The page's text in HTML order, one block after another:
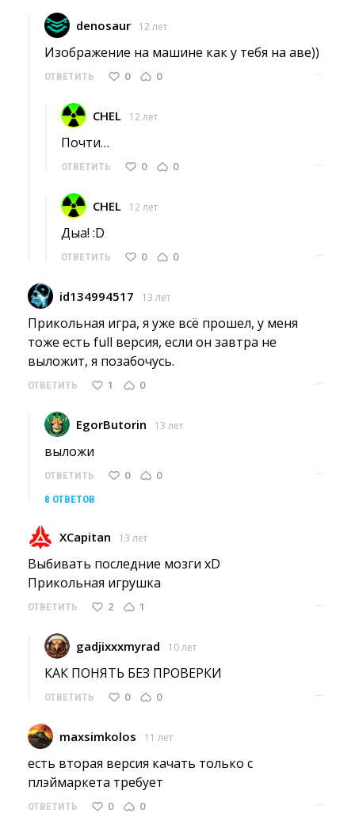
denosaur 12 лет
Изображение на машине как у тебя на аве))
ОТВЕТИТЬ 0 0 ···
CHEL 12 лет
Почти…
ОТВЕТИТЬ 0 0 ···
CHEL 12 лет
Дыа! :D
ОТВЕТИТЬ 0 0 ···
id134994517 13 лет
Прикольная игра, я уже всё прошел, у меня
тоже есть full версия, если он завтра не
выложит, я позабочусь.
ОТВЕТИТЬ 1 0 ···
EgorButorin 13 лет
выложи
ОТВЕТИТЬ 0 0 ···
8 ОТВЕТОВ
XCapitan 13 лет
Выбивать последние мозги xD
Прикольная игрушка
ОТВЕТИТЬ 2 1 ···
gadjixxxmyrad 10 лет
КАК ПОНЯТЬ БЕЗ ПРОВЕРКИ
ОТВЕТИТЬ 0 0 ···
maxsimkolos 11 лет
есть вторая версия качать только с
плэймаркета требует
ОТВЕТИТЬ 0 0 ···